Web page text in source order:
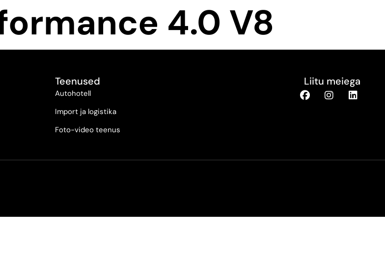
4.0 V8
Teenused
Autohotell
Import ja logistika
Foto-video teenus
Liitu meiega